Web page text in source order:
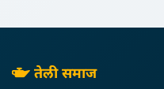
तेली समाज